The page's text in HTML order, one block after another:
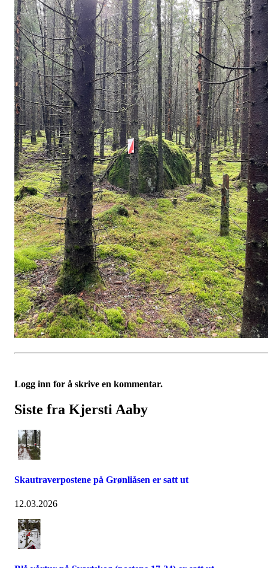
Logg inn for å skrive en kommentar.
Siste fra Kjersti Aaby
Skautraverpostene på Grønliåsen er satt ut
12.03.2026